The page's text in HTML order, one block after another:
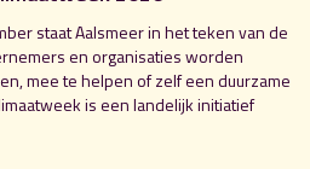
staat Aalsmeer in het teken van de
en organisaties worden
mee te helpen of zelf een duurzame
is een landelijk initiatief